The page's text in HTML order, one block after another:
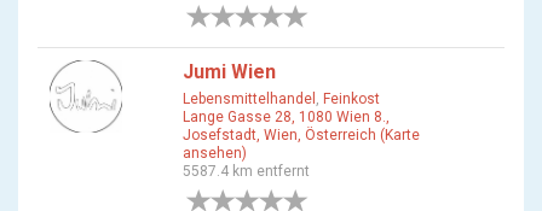
Jumi Wien
Lebensmittelhandel , Feinkost
Lange Gasse 28, 1080 Wien 8.,
Josefstadt, Wien, Österreich (Karte
ansehen)
5587.4 km entfernt